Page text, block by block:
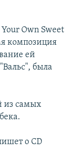
Own Sweet
композиция
ей
была
из самых
о CD